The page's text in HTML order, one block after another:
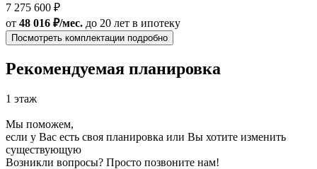
7 275 600 ₽
от 48 016 ₽/мес. до 20 лет в ипотеку
Посмотреть комплектации подробно
Рекомендуемая планировка
1 этаж
Мы поможем,
если у Вас есть своя планировка или Вы хотите изменить
существующую
Возникли вопросы? Просто позвоните нам!